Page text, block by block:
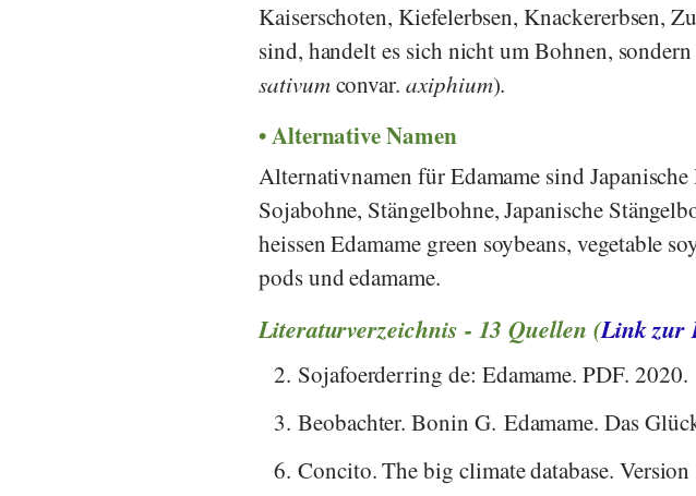
Kaiserschoten, Kiefelerbsen, Knackererbsen,
sind, handelt es sich nicht um Bohnen,
sativumconvar. axiphium).
Alternative Namen
Alternativnamen für Edamame sind
Sojabohne, Stängelbohne, Japanische
heissen Edamame green soybeans, vegetable
pods und edamame.
Literaturverzeichnis - 13 Quellen (Link zur
2. Sojafoerderring de: Edamame. PDF. 2020.
3. Beobachter. Bonin G. Edamame. Das
6. Concito. The big climate database. Version